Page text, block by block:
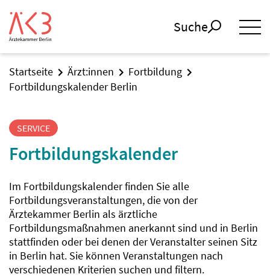
Suche
Startseite Ärzt:innen
Fortbildung
Fortbildungskalender Berlin
SERVICE
Fortbildungskalender
Im Fortbildungskalender finden Sie alle
Fortbildungsveranstaltungen, die von der
Ärztekammer Berlin als ärztliche
Fortbildungsmaßnahmen anerkannt sind und in Berlin
stattfinden oder bei denen der Veranstalter seinen Sitz
in Berlin hat. Sie können Veranstaltungen nach
verschiedenen Kriterien suchen und filtern.